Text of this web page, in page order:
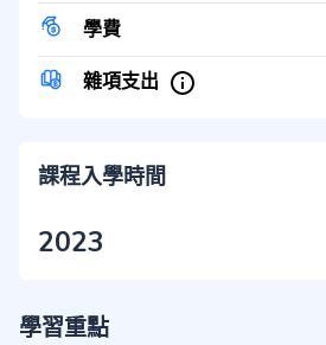
學費
雜項支出
課程入學時間
2023
學習重點